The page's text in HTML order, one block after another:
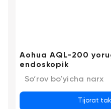
Aohua AQL-200
endoskopik
So‘rov bo'yicha narx
Tijorat